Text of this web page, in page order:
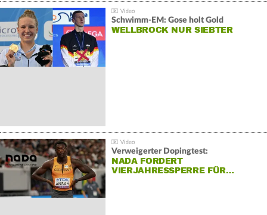
Schwimm-EM: Gose holt Gold
WELLBROCK NUR SIEBTER
Verweigerter Dopingtest:
NADA FORDERT
VIERJAHRESSPERRE FÜR…